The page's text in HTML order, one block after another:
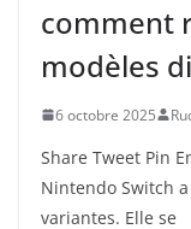
comment
modèles
6 octobre 2025
Share Tweet Pin
Nintendo Switch
variantes. Elle se